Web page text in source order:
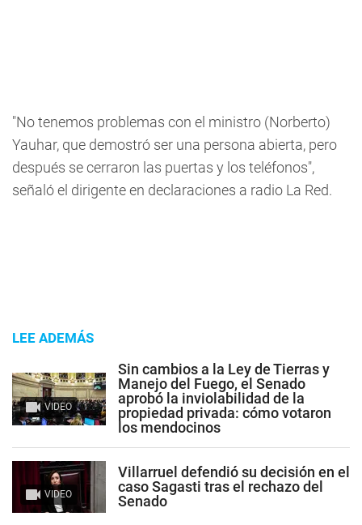
"No tenemos problemas con el ministro (Norberto)
Yauhar, que demostró ser una persona abierta, pero
después se cerraron las puertas y los teléfonos",
señaló el dirigente en declaraciones a radio La Red.
LEE ADEMÁS
VIDEO
Sin cambios a la Ley de Tierras y
Manejo del Fuego, el Senado
aprobó la inviolabilidad de la
propiedad privada: cómo votaron
los mendocinos
VIDEO
Villarruel defendió su decisión en el
caso Sagasti tras el rechazo del
Senado